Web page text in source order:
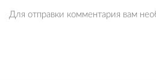
Для отправки комментария вам